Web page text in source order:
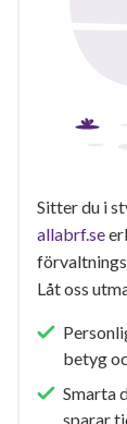
Sitter du i
allabrf.se
Låt oss
betyg
Smarta
sparar